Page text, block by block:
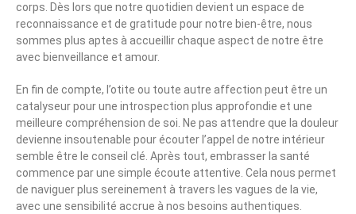
corps. Dès lors que notre quotidien devient un espace de
reconnaissance et de gratitude pour notre bien-être, nous
sommes plus aptes à accueillir chaque aspect de notre être
avec bienveillance et amour.
En fin de compte, l’otite ou toute autre affection peut être un
catalyseur pour une introspection plus approfondie et une
meilleure compréhension de soi. Ne pas attendre que la douleur
devienne insoutenable pour écouter l’appel de notre intérieur
semble être le conseil clé. Après tout, embrasser la santé
commence par une simple écoute attentive. Cela nous permet
de naviguer plus sereinement à travers les vagues de la vie,
avec une sensibilité accrue à nos besoins authentiques.